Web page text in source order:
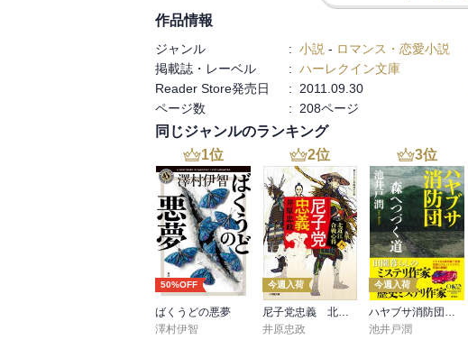
作品情報
ジャンル : 小説 - ロマンス・恋愛小説
掲載誌・レーベル
: ハーレクイン文庫
Reader Store発売日
: 2011.09.30
ページ数
: 208ページ
同じジャンルのランキング
1位
50%OFF
ばくうどの悪夢
澤村伊智
2位
今週入荷
尼子党忠義 北近江合戦心得〈八〉
井原忠政
3位
今週入荷
ハヤブサ消防団 森へつづく道
池井戸潤